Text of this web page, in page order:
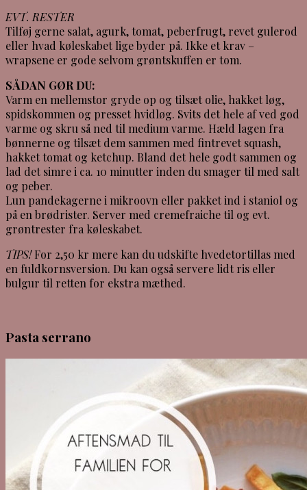
EVT. RESTER
Tilføj gerne salat, agurk, tomat, peberfrugt, revet gulerod
eller hvad køleskabet lige byder på. Ikke et krav –
wrapsene er gode selvom grøntskuffen er tom.
SÅDAN GØR DU:
Varm en mellemstor gryde op og tilsæt olie, hakket løg,
spidskommen og presset hvidløg. Svits det hele af ved god
varme og skru så ned til medium varme. Hæld lagen fra
bønnerne og tilsæt dem sammen med fintrevet squash,
hakket tomat og ketchup. Bland det hele godt sammen og
lad det simre i ca. 10 minutter inden du smager til med salt
og peber.
Lun pandekagerne i mikroovn eller pakket ind i staniol og
på en brødrister. Server med cremefraiche til og evt.
grøntrester fra køleskabet.
TIPS!For 2,50 kr mere kan du udskifte hvedetortillas med
en fuldkornsversion. Du kan også servere lidt ris eller
bulgur til retten for ekstra mæthed.
Pasta serrano